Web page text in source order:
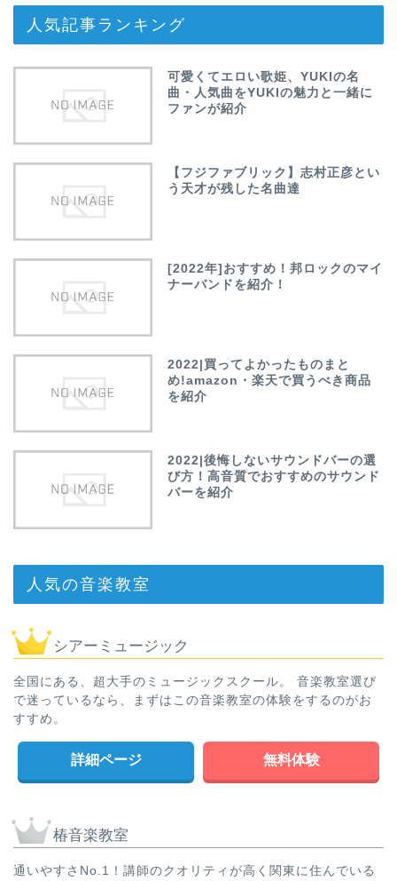
人気記事ランキング
可愛くてエロい歌姫、YUKIの名
曲・人気曲をYUKIの魅力と一緒に
ファンが紹介
【フジファブリック】志村正彦とい
う天才が残した名曲達
[2022年]おすすめ！邦ロックのマイ
ナーバンドを紹介！
2022|買ってよかったものまと
め!amazon・楽天で買うべき商品
を紹介
2022|後悔しないサウンドバーの選
び方！高音質でおすすめのサウンド
バーを紹介
人気の音楽教室
シアーミュージック
全国にある、超大手のミュージックスクール。 音楽教室選び
で迷っているなら、まずはこの音楽教室の体験をするのがお
すすめ。
詳細ページ 無料体験
椿音楽教室
通いやすさNo.1！講師のクオリティが高く関東に住んでいる